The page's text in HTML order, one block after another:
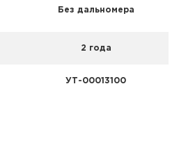
Без дальномера
2 года
УТ-00013100